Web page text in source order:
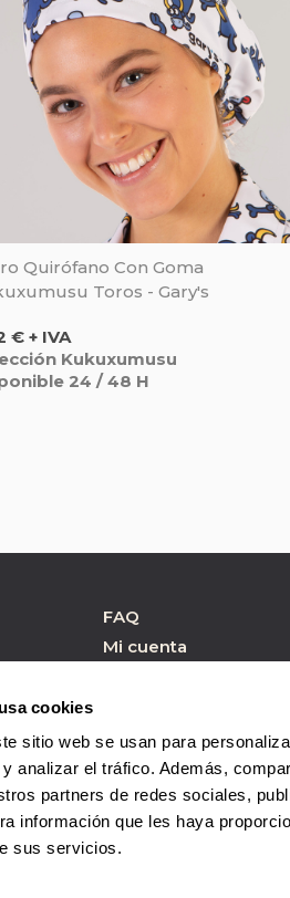
cookies
sitio web se usan para
analizar el tráfico. Además,
partners de redes sociales,
información que les haya
sus servicios.
Quirófano Con Goma
Toros - Gary's
€ + IVA
Kukuxumusu
24 / 48 H
FAQ
Mi cuenta